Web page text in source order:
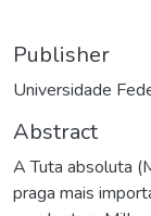
Publisher
Universidade
Abstract
A Tuta absoluta
praga mais